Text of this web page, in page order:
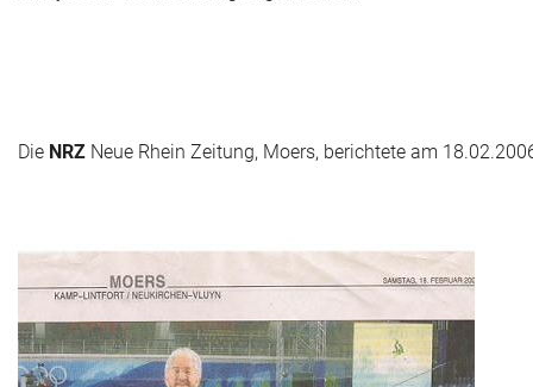
Sprüche
Die NRZ Neue Rhein Zeitung, Moers, berichtete am